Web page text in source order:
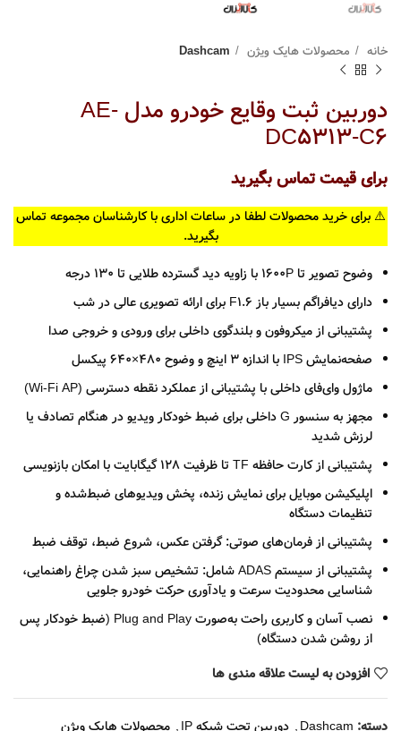
خانه محصولات هایک ویژن Dashcam
دوربین ثبت وقایع خودرو مدل AE-
DC5313-C6
برای قیمت تماس بگیرید
⚠️ برای خرید محصولات لطفا در ساعات اداری با کارشناسان مجموعه تماس
بگیرید.
وضوح تصویر تا 1600P با زاویه دید گسترده طلایی تا 130 درجه
دارای دیافراگم بسیار باز F1.6 برای ارائه تصویری عالی در شب
پشتیبانی از میکروفون و بلندگوی داخلی برای ورودی و خروجی صدا
صفحه‌نمایش IPS با اندازه 3 اینچ و وضوح 480×640 پیکسل
ماژول وای‌فای داخلی با پشتیبانی از عملکرد نقطه دسترسی (Wi-Fi AP)
مجهز به سنسور G داخلی برای ضبط خودکار ویدیو در هنگام تصادف یا
لرزش شدید
پشتیبانی از کارت حافظه TF تا ظرفیت 128 گیگابایت با امکان بازنویسی
اپلیکیشن موبایل برای نمایش زنده، پخش ویدیوهای ضبط‌شده و
تنظیمات دستگاه
پشتیبانی از فرمان‌های صوتی: گرفتن عکس، شروع ضبط، توقف ضبط
پشتیبانی از سیستم ADAS شامل: تشخیص سبز شدن چراغ راهنمایی،
شناسایی محدودیت سرعت و یادآوری حرکت خودرو جلویی
نصب آسان و کاربری راحت به‌صورت Plug and Play (ضبط خودکار پس
از روشن شدن دستگاه)
افزودن به لیست علاقه مندی ها
دسته: Dashcam
, دوربین تحت شبکه IP , محصولات هایک ویژن